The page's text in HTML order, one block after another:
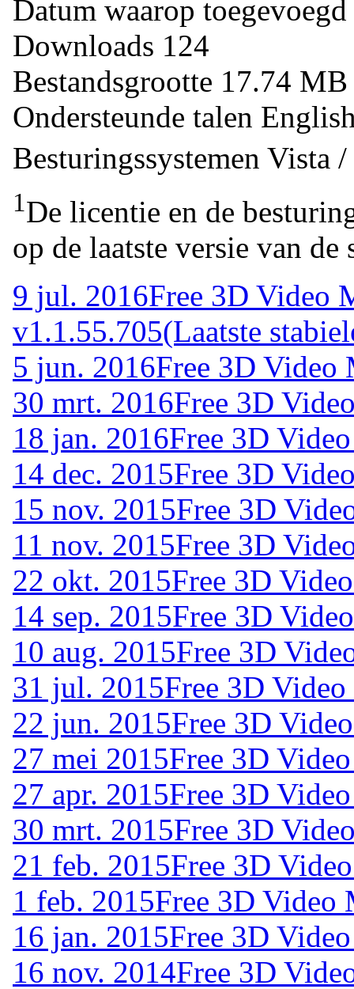
Datum waarop toegevoegd
Downloads 124
Bestandsgrootte 17.74
Ondersteunde talen
Besturingssystemen Vista
1De licentie en de
op de laatste versie van de
9 jul. 2016Free 3D Video
v1.1.55.705(Laatste
5 jun. 2016Free 3D Video
30 mrt. 2016Free 3D
18 jan. 2016Free 3D
14 dec. 2015Free 3D
15 nov. 2015Free 3D
11 nov. 2015Free 3D
22 okt. 2015Free 3D
14 sep. 2015Free 3D
10 aug. 2015Free 3D
31 jul. 2015Free 3D
22 jun. 2015Free 3D
27 mei 2015Free 3D
27 apr. 2015Free 3D
30 mrt. 2015Free 3D
21 feb. 2015Free 3D
1 feb. 2015Free 3D Video
16 jan. 2015Free 3D
16 nov. 2014Free 3D